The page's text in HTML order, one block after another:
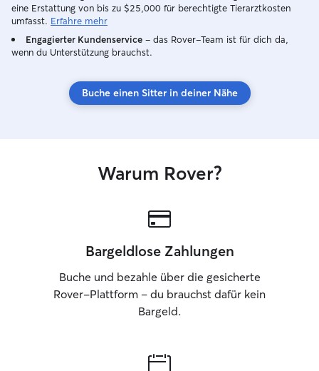
ich mir einen süßen kleinen Hamster
gekauft. Dieser ist jedoch in einem extra
Zimmer somit ist es kein Problem wenn
Hunde zu Besuch sind 🐹
eine Erstattung von bis zu $25,000 für berechtigte Tierarztkosten
umfasst. Erfahre mehr
Engagierter Kundenservice – das Rover-Team ist für dich da,
wenn du Unterstützung brauchst.
Buche einen Sitter in deiner Nähe
Warum Rover?
Bargeldlose Zahlungen
Buche und bezahle über die gesicherte
Rover-Plattform – du brauchst dafür kein
Bargeld.